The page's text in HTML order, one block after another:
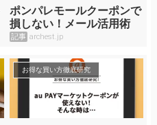
ポンパレモールクーポンで
損しない！メール活用術
記事 archest.jp
お得な買い方徹底研究